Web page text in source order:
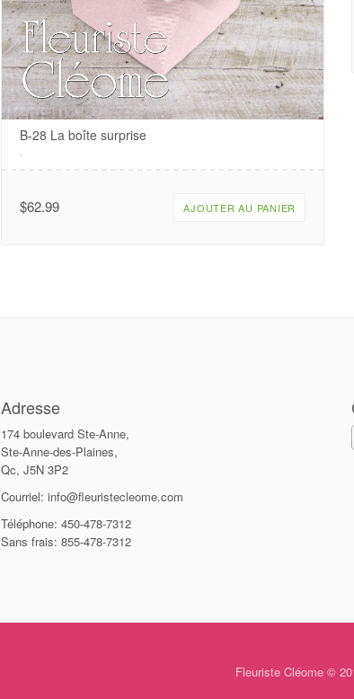
B-28 La boîte surprise
$62.99 AJOUTER AU PANIER
Adresse
174 boulevard Ste-Anne,
Ste-Anne-des-Plaines,
Qc, J5N 3P2
Courriel: info@fleuristecleome.com
Téléphone: 450-478-7312
Sans frais: 855-478-7312
Fleuriste Cléome ©